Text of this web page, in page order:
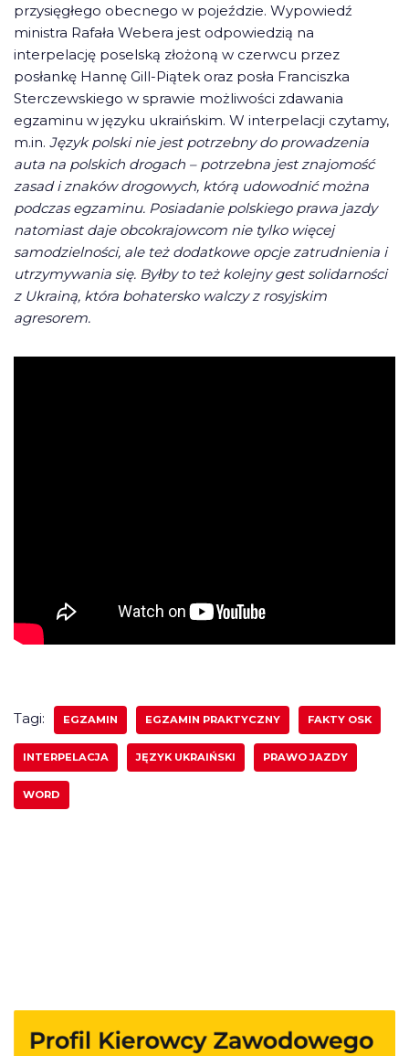
przysięgłego obecnego w pojeździe. Wypowiedź
ministra Rafała Webera jest odpowiedzią na
interpelację poselską złożoną w czerwcu przez
posłankę Hannę Gill-Piątek oraz posła Franciszka
Sterczewskiego w sprawie możliwości zdawania
egzaminu w języku ukraińskim. W interpelacji czytamy,
m.in. Język polski nie jest potrzebny do prowadzenia
auta na polskich drogach – potrzebna jest znajomość
zasad i znaków drogowych, którą udowodnić można
podczas egzaminu. Posiadanie polskiego prawa jazdy
natomiast daje obcokrajowcom nie tylko więcej
samodzielności, ale też dodatkowe opcje zatrudnienia i
utrzymywania się. Byłby to też kolejny gest solidarności
z Ukrainą, która bohatersko walczy z rosyjskim
agresorem.
Tagi: EGZAMIN EGZAMIN PRAKTYCZNY FAKTY OSK
INTERPELACJA JĘZYK UKRAIŃSKI PRAWO JAZDY
WORD